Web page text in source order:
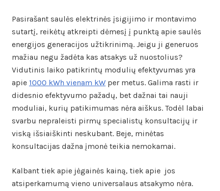
Pasirašant saulės elektrinės įsigijimo ir montavimo
sutartį, reikėtų atkreipti dėmesį į punktą apie saulės
energijos generacijos užtikrinimą. Jeigu ji generuos
mažiau negu žadėta kas atsakys už nuostolius?
Vidutinis laiko patikrintų modulių efektyvumas yra
apie 1000 kWh vienam kW per metus. Galima rasti ir
didesnio efektyvumo pažadų, bet dažnai tai nauji
moduliai, kurių patikimumas nėra aiškus. Todėl labai
svarbu nepraleisti pirmų specialistų konsultacijų ir
viską išsiaiškinti neskubant. Beje, minėtas
konsultacijas dažna įmonė teikia nemokamai.
Kalbant tiek apie jėgainės kainą, tiek apie jos
atsiperkamumą vieno universalaus atsakymo nėra.